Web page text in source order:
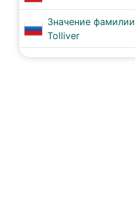
Значение фамилии
Tolliver